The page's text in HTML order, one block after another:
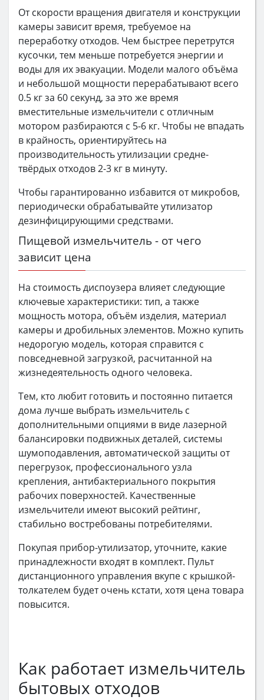
От скорости вращения двигателя и конструкции
камеры зависит время, требуемое на
переработку отходов. Чем быстрее перетрутся
кусочки, тем меньше потребуется энергии и
воды для их эвакуации. Модели малого объёма
и небольшой мощности перерабатывают всего
0.5 кг за 60 секунд, за это же время
вместительные измельчители с отличным
мотором разбираются с 5-6 кг. Чтобы не впадать
в крайность, ориентируйтесь на
производительность утилизации средне-
твёрдых отходов 2-3 кг в минуту.
Чтобы гарантированно избавится от микробов,
периодически обрабатывайте утилизатор
дезинфицирующими средствами.
Пищевой измельчитель - от чего
зависит цена
На стоимость диспоузера влияет следующие
ключевые характеристики: тип, а также
мощность мотора, объём изделия, материал
камеры и дробильных элементов. Можно купить
недорогую модель, которая справится с
повседневной загрузкой, расчитанной на
жизнедеятельность одного человека.
Тем, кто любит готовить и постоянно питается
дома лучше выбрать измельчитель с
дополнительными опциями в виде лазерной
балансировки подвижных деталей, системы
шумоподавления, автоматической защиты от
перегрузок, профессионального узла
крепления, антибактериального покрытия
рабочих поверхностей. Качественные
измельчители имеют высокий рейтинг,
стабильно востребованы потребителями.
Покупая прибор-утилизатор, уточните, какие
принадлежности входят в комплект. Пульт
дистанционного управления вкупе с крышкой-
толкателем будет очень кстати, хотя цена товара
повысится.
Как работает измельчитель
бытовых отходов